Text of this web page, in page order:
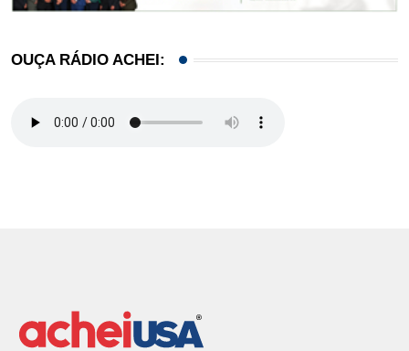
OUÇA RÁDIO ACHEI: